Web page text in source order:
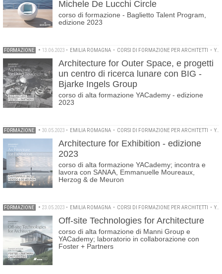
Michele De Lucchi Circle
corso di formazione - Baglietto Talent Program,
edizione 2023
FORMAZIONE • 13.06.2023 • EMILIA ROMAGNA • CORSI DI FORMAZIONE PER ARCHITETTI • YACADEMY
Architecture for Outer Space, e progetti
un centro di ricerca lunare con BIG -
Bjarke Ingels Group
corso di alta formazione YACademy - edizione
2023
FORMAZIONE • 30.05.2023 • EMILIA ROMAGNA • CORSI DI FORMAZIONE PER ARCHITETTI • YACADEMY
Architecture for Exhibition - edizione
2023
corso di alta formazione YACademy; incontra e
lavora con SANAA, Emmanuelle Moureaux,
Herzog & de Meuron
FORMAZIONE • 23.05.2023 • EMILIA ROMAGNA • CORSI DI FORMAZIONE PER ARCHITETTI • YACADEMY
Off-site Technologies for Architecture
corso di alta formazione di Manni Group e
YACademy; laboratorio in collaborazione con
Foster + Partners